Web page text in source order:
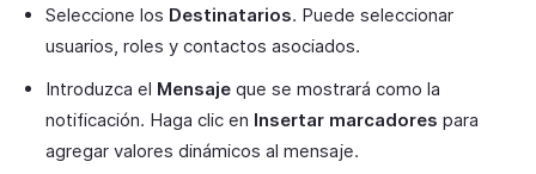
Seleccione los Destinatarios. Puede seleccionar
usuarios, roles y contactos asociados.
Introduzca el Mensaje que se mostrará como la
notificación. Haga clic en Insertar marcadores para
agregar valores dinámicos al mensaje.